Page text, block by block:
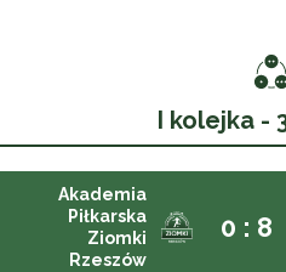
I kolejka -
Akademia
Piłkarska
Ziomki
Rzeszów
0 : 8